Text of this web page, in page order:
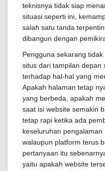
teknisnya tidak siap
situasi seperti ini,
salah satu tanda
dibangun dengan
Pengguna sekarang
situs dari tampilan depan
terhadap hal-hal yang
Apakah halaman tetap
yang berbeda, apakah
saat isi website semakin
tetap rapi ketika ada
keseluruhan
walaupun platform terus
pertanyaan itu
yaitu apakah website